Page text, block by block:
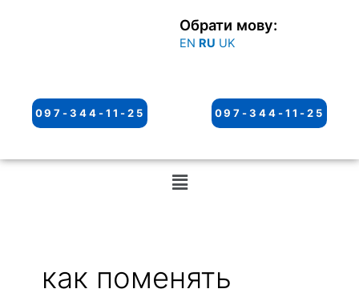
Обрати мову:
EN RU UK
097-344-11-25 097-344-11-25
Меню
как поменять